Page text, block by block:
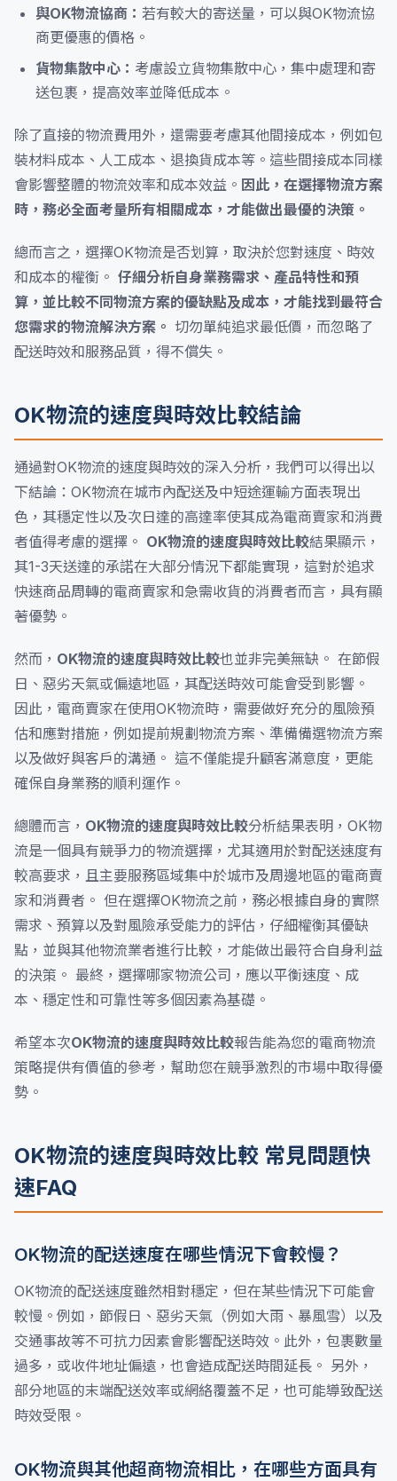
與OK物流協商： 若有較大的寄送量，可以與OK物流協
商更優惠的價格。
貨物集散中心： 考慮設立貨物集散中心，集中處理和寄
送包裹，提高效率並降低成本。
除了直接的物流費用外，還需要考慮其他間接成本，例如包
裝材料成本、人工成本、退換貨成本等。這些間接成本同樣
會影響整體的物流效率和成本效益。 因此，在選擇物流方案
時，務必全面考量所有相關成本，才能做出最優的決策。
總而言之，選擇OK物流是否划算，取決於您對速度、時效
和成本的權衡。 仔細分析自身業務需求、產品特性和預
算，並比較不同物流方案的優缺點及成本，才能找到最符合
您需求的物流解決方案。 切勿單純追求最低價，而忽略了
配送時效和服務品質，得不償失。
OK物流的速度與時效比較結論
通過對OK物流的速度與時效的深入分析，我們可以得出以
下結論：OK物流在城市內配送及中短途運輸方面表現出
色，其穩定性以及次日達的高達率使其成為電商賣家和消費
者值得考慮的選擇。 OK物流的速度與時效比較結果顯示，
其1-3天送達的承諾在大部分情況下都能實現，這對於追求
快速商品周轉的電商賣家和急需收貨的消費者而言，具有顯
著優勢。
然而， OK物流的速度與時效比較也並非完美無缺。 在節假
日、惡劣天氣或偏遠地區，其配送時效可能會受到影響。
因此，電商賣家在使用OK物流時，需要做好充分的風險預
估和應對措施，例如提前規劃物流方案、準備備選物流方案
以及做好與客戶的溝通。 這不僅能提升顧客滿意度，更能
確保自身業務的順利運作。
總體而言， OK物流的速度與時效比較分析結果表明，OK物
流是一個具有競爭力的物流選擇，尤其適用於對配送速度有
較高要求，且主要服務區域集中於城市及周邊地區的電商賣
家和消費者。 但在選擇OK物流之前，務必根據自身的實際
需求、預算以及對風險承受能力的評估，仔細權衡其優缺
點，並與其他物流業者進行比較，才能做出最符合自身利益
的決策。 最終，選擇哪家物流公司，應以平衡速度、成
本、穩定性和可靠性等多個因素為基礎。
希望本次OK物流的速度與時效比較報告能為您的電商物流
策略提供有價值的參考，幫助您在競爭激烈的市場中取得優
勢。
OK物流的速度與時效比較 常見問題快
速FAQ
OK物流的配送速度在哪些情況下會較慢？
OK物流的配送速度雖然相對穩定，但在某些情況下可能會
較慢。例如，節假日、惡劣天氣（例如大雨、暴風雪）以及
交通事故等不可抗力因素會影響配送時效。此外，包裹數量
過多，或收件地址偏遠，也會造成配送時間延長。 另外，
部分地區的末端配送效率或網絡覆蓋不足，也可能導致配送
時效受限。
OK物流與其他超商物流相比，在哪些方面具有